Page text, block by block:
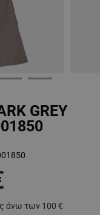
GREY
άνω των 100 €